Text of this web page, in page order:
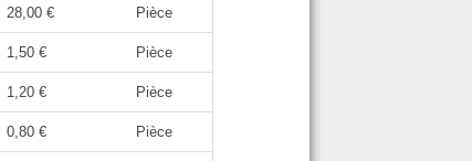
28,00 € Pièce
1,50 € Pièce
1,20 € Pièce
0,80 € Pièce